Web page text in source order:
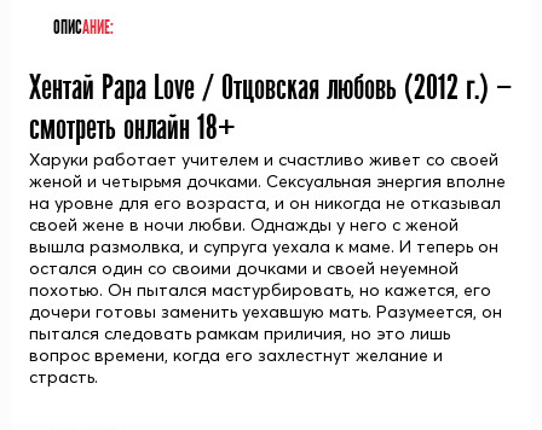
ОПИСАНИЕ:
Хентай Papa Love / Отцовская любовь (2012 г.) —
смотреть онлайн 18+
Харуки работает учителем и счастливо живет со своей
женой и четырьмя дочками. Сексуальная энергия вполне
на уровне для его возраста, и он никогда не отказывал
своей жене в ночи любви. Однажды у него с женой
вышла размолвка, и супруга уехала к маме. И теперь он
остался один со своими дочками и своей неуемной
похотью. Он пытался мастурбировать, но кажется, его
дочери готовы заменить уехавшую мать. Разумеется, он
пытался следовать рамкам приличия, но это лишь
вопрос времени, когда его захлестнут желание и
страсть.